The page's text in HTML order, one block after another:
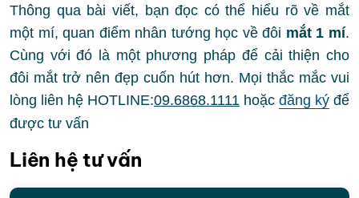
Thông qua bài viết, bạn đọc có thể hiểu rõ về mắt
một mí, quan điểm nhân tướng học về đôi mắt 1 mí.
Cùng với đó là một phương pháp để cải thiện cho
đôi mắt trở nên đẹp cuốn hút hơn. Mọi thắc mắc vui
lòng liên hệ HOTLINE:09.6868.1111 hoặc đăng ký để
được tư vấn
Liên hệ tư vấn